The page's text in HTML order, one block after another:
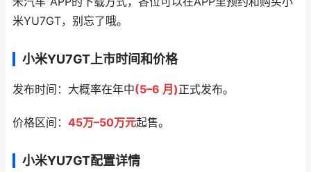
米YU7GT，别忘了哦。
小米YU7GT上市时间和价格
发布时间：大概率在年中(5–6 月)正式发布。
价格区间： 45万–50万元起售。
小米YU7GT配置详情